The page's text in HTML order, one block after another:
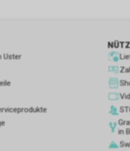
Uster
in
sammeln, die den
sein, wenn sie nur
ohne den Benutzer
Daten des
Werbeflächen zu
im Geschäft,